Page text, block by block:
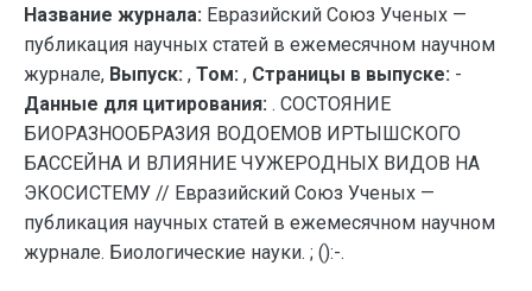
Название журнала: Евразийский Союз Ученых —
публикация научных статей в ежемесячном научном
журнале, Выпуск: , Том: , Страницы в выпуске: -
Данные для цитирования: . СОСТОЯНИЕ
БИОРАЗНООБРАЗИЯ ВОДОЕМОВ ИРТЫШСКОГО
БАССЕЙНА И ВЛИЯНИЕ ЧУЖЕРОДНЫХ ВИДОВ НА
ЭКОСИСТЕМУ // Евразийский Союз Ученых —
публикация научных статей в ежемесячном научном
журнале. Биологические науки. ; ():-.